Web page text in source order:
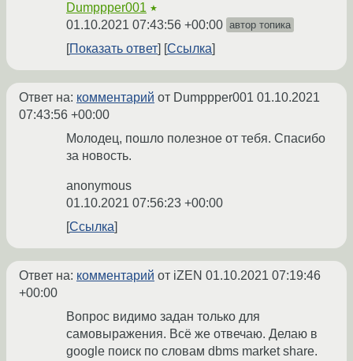
Dumppper001 ★
01.10.2021 07:43:56 +00:00 автор топика
Показать ответ Ссылка
Ответ на: комментарий от Dumppper001 01.10.2021
07:43:56 +00:00
Молодец, пошло полезное от тебя. Спасибо
за новость.
anonymous
01.10.2021 07:56:23 +00:00
Ссылка
Ответ на: комментарий от iZEN 01.10.2021 07:19:46
+00:00
Вопрос видимо задан только для
самовыражения. Всё же отвечаю. Делаю в
google поиск по словам dbms market share.